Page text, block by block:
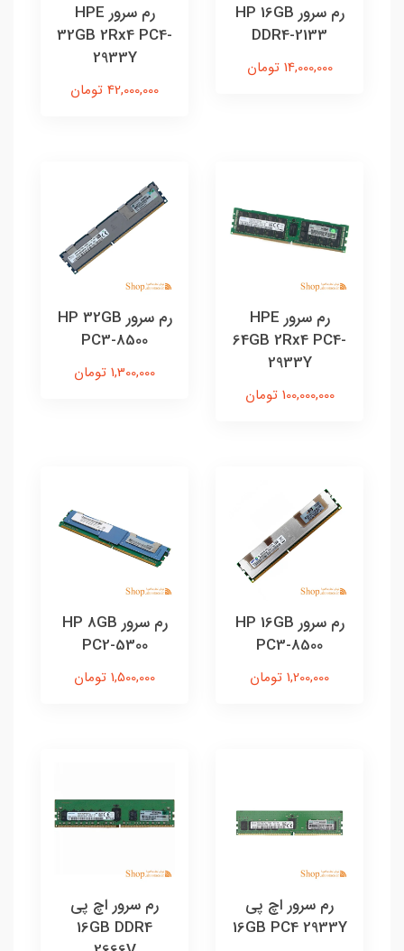
رم سرور HP 16GB
DDR4-2133
14,000,000 تومان
رم سرور HPE
32GB 2Rx4 PC4-
2933Y
42,000,000 تومان
رم سرور HPE
64GB 2Rx4 PC4-
2933Y
100,000,000 تومان
رم سرور HP 32GB
PC3-8500
1,300,000 تومان
رم سرور HP 16GB
PC3-8500
1,200,000 تومان
رم سرور HP 8GB
PC2-5300
1,500,000 تومان
رم سرور اچ پی
16GB PC4 2933Y
رم سرور اچ پی
16GB DDR4